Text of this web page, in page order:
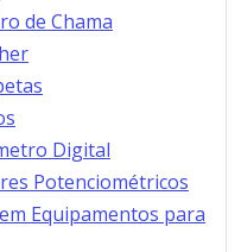
de Chama
Digital
Potenciométricos
Equipamentos para